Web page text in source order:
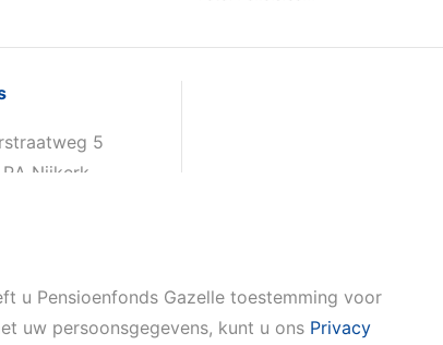
5
Nijkerk
u Pensioenfonds Gazelle toestemming voor
uw persoonsgegevens, kunt u ons Privacy